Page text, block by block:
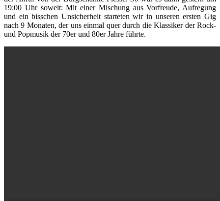
19:00 Uhr soweit: Mit einer Mischung aus Vorfreude, Aufregung
und ein bisschen Unsicherheit starteten wir in unseren ersten Gig
nach 9 Monaten, der uns einmal quer durch die Klassiker der Rock-
und Popmusik der 70er und 80er Jahre führte.